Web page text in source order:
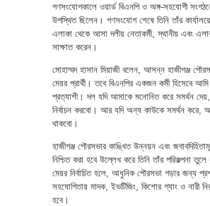
গণসংযোগকালে ওয়ার্ড বিএনপি ও অঙ্গ-সহযোগী
উপস্থিত ছিলেন। গণসংযোগ শেষে তিনি তাঁর
এলাকা থেকে আসা দলীয় নেতাকর্মী, স্থানীয় এবং
সাক্ষাত করেন।
মোহাম্মদ হাসান মিয়াজী বলেন, আসন্ন হাজীগঞ্জ
মেয়র প্রার্থী। তবে বিএনপির একজন কর্মী হিসেবে
প্রত্যাশী। দল যদি আমাকে মনোনিত করে সমর্থন
নির্বাচন করবো। আর যদি অন্য কাউকে সমর্থন করে,
থাকবো।
হাজীগঞ্জ পৌরসভার কাঙ্খিত উন্নয়ন এবং
নিশ্চিত করা হবে উল্লেখ করে তিনি তাঁর পরিকল্পনা
মেয়র নির্বাচিত হলে, আধুনিক পৌরসভা গড়ার জন্য
সহযোগিতায় মাদক, ইভটিজিং, কিশোর গ্যাং ও নারী
হবে।